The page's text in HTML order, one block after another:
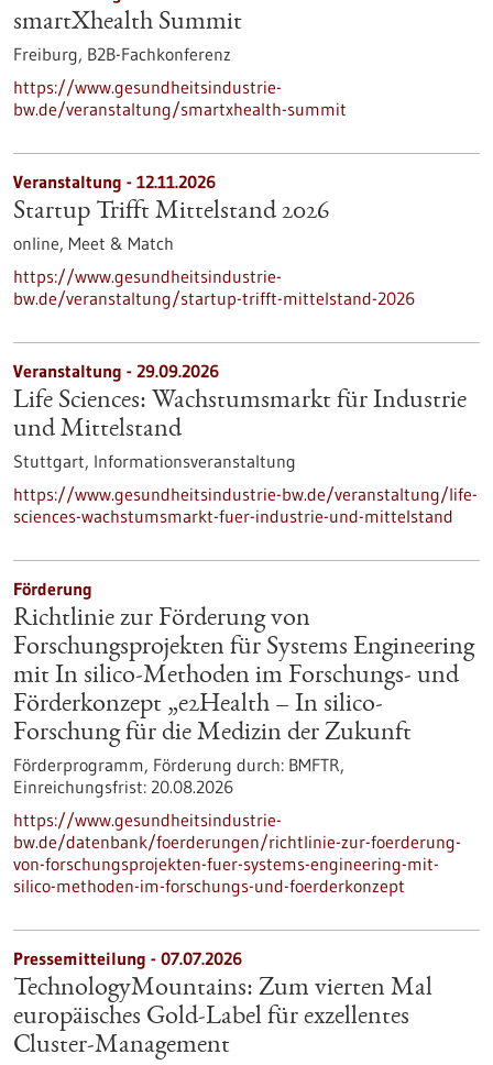
smartXhealth Summit
Freiburg, B2B-Fachkonferenz
https://www.gesundheitsindustrie-
bw.de/veranstaltung/smartxhealth-summit
Veranstaltung - 12.11.2026
Startup Trifft Mittelstand 2026
online, Meet & Match
https://www.gesundheitsindustrie-
bw.de/veranstaltung/startup-trifft-mittelstand-2026
Veranstaltung - 29.09.2026
Life Sciences: Wachstumsmarkt für Industrie
und Mittelstand
Stuttgart, Informationsveranstaltung
https://www.gesundheitsindustrie-bw.de/veranstaltung/life-
sciences-wachstumsmarkt-fuer-industrie-und-mittelstand
Förderung
Richtlinie zur Förderung von
Forschungsprojekten für Systems Engineering
mit In silico-Methoden im Forschungs- und
Förderkonzept „e2Health – In silico-
Forschung für die Medizin der Zukunft
Förderprogramm, Förderung durch: BMFTR,
Einreichungsfrist: 20.08.2026
https://www.gesundheitsindustrie-
bw.de/datenbank/foerderungen/richtlinie-zur-foerderung-
von-forschungsprojekten-fuer-systems-engineering-mit-
silico-methoden-im-forschungs-und-foerderkonzept
Pressemitteilung - 07.07.2026
TechnologyMountains: Zum vierten Mal
europäisches Gold-Label für exzellentes
Cluster-Management